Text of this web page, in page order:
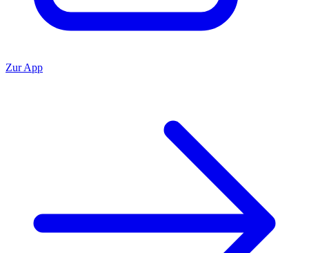
Zur App